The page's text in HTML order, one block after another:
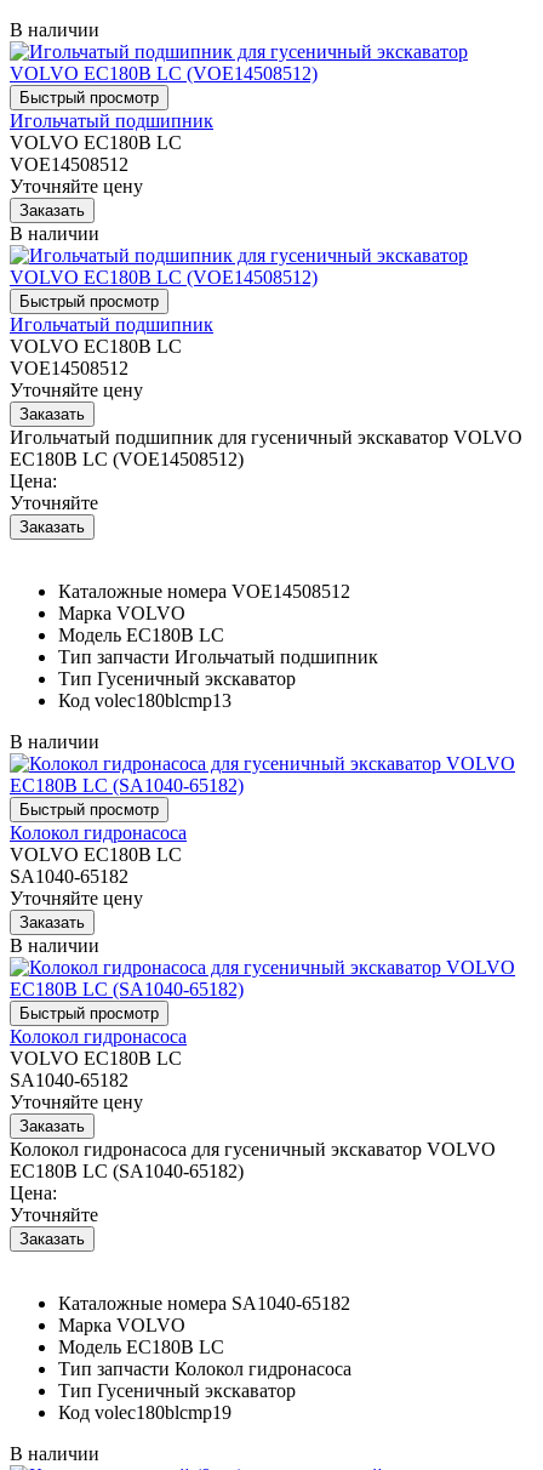
В наличии
Игольчатый подшипник
VOLVO EC180B LC
VOE14508512
Уточняйте цену
В наличии
Игольчатый подшипник
VOLVO EC180B LC
VOE14508512
Уточняйте цену
Игольчатый подшипник для гусеничный экскаватор VOLVO
EC180B LC (VOE14508512)
Цена:
Уточняйте
Каталожные номера VOE14508512
Марка VOLVO
Модель EC180B LC
Тип запчасти Игольчатый подшипник
Тип Гусеничный экскаватор
Код volec180blcmp13
В наличии
Колокол гидронасоса
VOLVO EC180B LC
SA1040-65182
Уточняйте цену
В наличии
Колокол гидронасоса
VOLVO EC180B LC
SA1040-65182
Уточняйте цену
Колокол гидронасоса для гусеничный экскаватор VOLVO
EC180B LC (SA1040-65182)
Цена:
Уточняйте
Каталожные номера SA1040-65182
Марка VOLVO
Модель EC180B LC
Тип запчасти Колокол гидронасоса
Тип Гусеничный экскаватор
Код volec180blcmp19
В наличии